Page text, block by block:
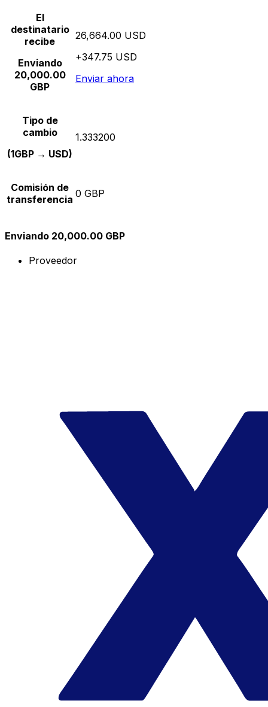
El
destinatario
recibe
Enviando
20,000.00
GBP
26,664.00 USD
+347.75 USD
Enviar ahora
Tipo de
cambio
(1GBP → USD)
1.333200
Comisión de
transferencia 0 GBP
Enviando 20,000.00 GBP
Proveedor